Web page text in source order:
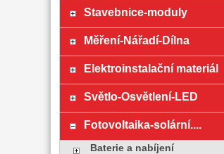
Stavebnice-moduly
Měření-Nářadí-Dílna
Elektroinstalační materiál
Světlo-Osvětlení-LED
Fotovoltaika-solární....
Baterie a nabíjení